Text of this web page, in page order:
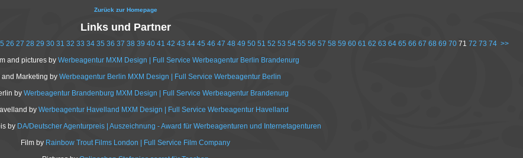
Zurück zur Homepage
Links und Partner
26 27 28 29 30 31 32 33 34 35 36 37 38 39 40 41 42 43 44 45 46 47 48 49 50 51 52 53 54 55 56 57 58 59 60 61 62 63 64 65 66 67 68 69 70 71 72 73 74 >>
and pictures by Werbeagentur MXM Design | Full Service Werbeagentur Berlin Brandenurg
Marketing by Werbeagentur Berlin MXM Design | Full Service Werbeagentur Berlin
by Werbeagentur Brandenburg MXM Design | Full Service Werbeagentur Brandenurg
by Werbeagentur Havelland MXM Design | Full Service Werbeagentur Havelland
by DA/Deutscher Agenturpreis | Auszeichnung - Award für Werbeagenturen und Internetagenturen
Film by Rainbow Trout Films London | Full Service Film Company